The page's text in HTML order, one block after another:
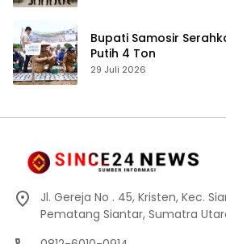
Bupati Samosir
Putih 4 Ton
29 Juli 2026
Jl. Gereja No . 45, Kristen, Kec.
Pematang Siantar, Sumatra